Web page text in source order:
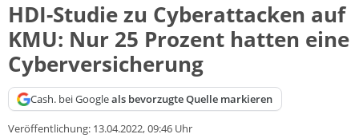
HDI-Studie zu Cyberattacken auf
KMU: Nur 25 Prozent hatten eine
Cyberversicherung
Cash. bei Googleals bevorzugte Quelle markieren
Veröffentlichung: 13.04.2022, 09:46 Uhr